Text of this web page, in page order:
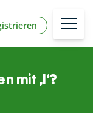
mit ,I‘?